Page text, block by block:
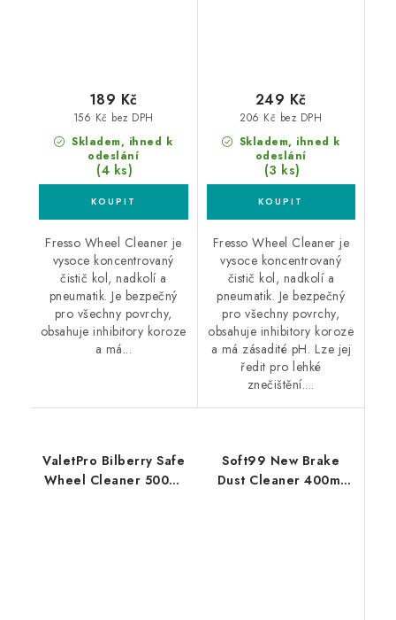
Skladem, ihned k
odeslání
(4 ks)
156 Kč bez DPH
189 Kč
Fresso Wheel Cleaner je
vysoce koncentrovaný
čistič kol, nadkolí a
pneumatik. Je bezpečný
pro všechny povrchy,
obsahuje inhibitory koroze
a má...
Skladem, ihned k
odeslání
(3 ks)
206 Kč bez DPH
249 Kč
Fresso Wheel Cleaner je
vysoce koncentrovaný
čistič kol, nadkolí a
pneumatik. Je bezpečný
pro všechny povrchy,
obsahuje inhibitory koroze
a má zásadité pH. Lze jej
ředit pro lehké
znečištění....
ValetPro Bilberry Safe
Wheel Cleaner 500ml
Soft99 New Brake
Dust Cleaner 400ml